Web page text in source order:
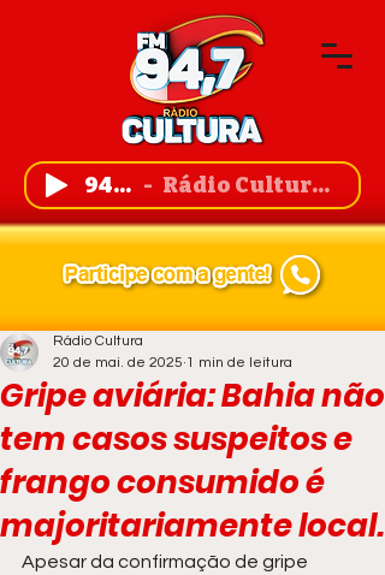
94,7 FM Rádio Cultura de Guanambi
Gripe aviária: Bahia não
tem casos suspeitos e
frango consumido é
majoritariamente local.
Rádio Cultura
20 de mai. de 2025 1 min de leitura
Apesar da confirmação de gripe